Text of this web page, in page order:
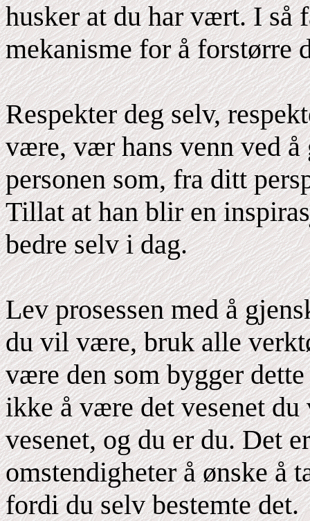
husker at du har vært. I så
mekanisme for å forstørre
Respekter deg selv,
være, vær hans venn ved å
personen som, fra ditt
Tillat at han blir en
bedre selv i dag.
Lev prosessen med å
du vil være, bruk alle
være den som bygger
ikke å være det vesenet du
vesenet, og du er du. Det
omstendigheter å ønske å
fordi du selv bestemte det.